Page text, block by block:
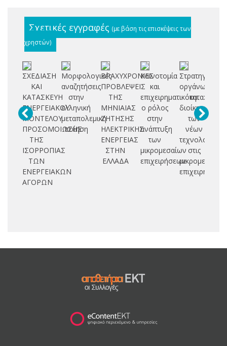
Σχετικές εγγραφές (με βάση τις επισκέψεις των
χρηστών)
ΣΧΕΔΙΑΣΗ
ΚΑΙ
ΚΑΤΑΣΚΕΥΗ
ΕΝΕΡΓΕΙΑΚΟΥ
ΜΟΝΤΕΛΟΥ
ΠΡΟΣΟΜΟΙΩΣΗΣ
ΤΗΣ
ΙΣΟΡΡΟΠΙΑΣ
ΤΩΝ
ΕΝΕΡΓΕΙΑΚΩΝ
ΑΓΟΡΩΝ
Μορφολογικές
αναζητήσεις
στην
ελληνική
μεταπολεμική
ποίηση
ΒΡΑΧΥΧΡΟΝΙΕΣ
ΠΡΟΒΛΕΨΕΙΣ
ΤΗΣ
ΜΗΝΙΑΙΑΣ
ΖΗΤΗΣΗΣ
ΗΛΕΚΤΡΙΚΗΣ
ΕΝΕΡΓΕΙΑΣ
ΣΤΗΝ
ΕΛΛΑΔΑ
Καινοτομία
και
επιχειρηματικότητα:
ο ρόλος
στην
ανάπτυξη
των
μικρομεσαίων
επιχειρήσεων
Στρατηγική
οργάνωσης
και
διοίκησης
των
νέων
τεχνολογιών
στις
μικρομεσαίες
επιχειρήσεις